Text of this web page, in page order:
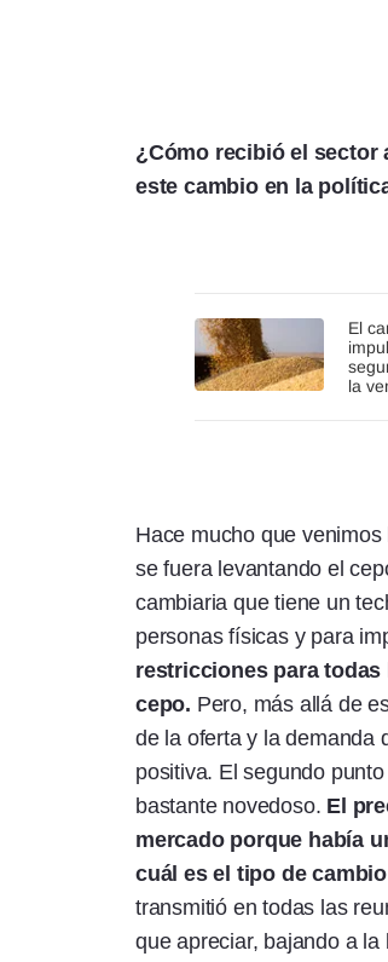
¿Cómo recibió el sector
este cambio en la
El
la
Hace mucho que
se fuera levantando el
cambiaria que tiene un
personas físicas y para
restricciones para
cepo. Pero, más allá de
de la oferta y la demanda
positiva. El segundo
bastante novedoso. El
mercado porque había
cuál es el tipo de
transmitió en todas las
que apreciar, bajando a